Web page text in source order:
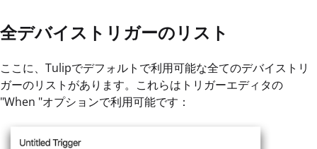
全デバイストリガーのリスト
ここに、Tulipでデフォルトで利用可能な全てのデバイストリ
ガーのリストがあります。これらはトリガーエディタの
"When "オプションで利用可能です：